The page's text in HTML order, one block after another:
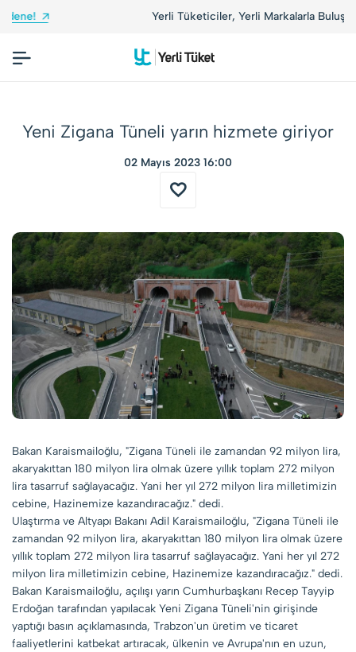
Yerli Tüketiciler, Yerli Markalarla Buluşuyor!
Yeni Zigana Tüneli yarın hizmete giriyor
02 Mayıs 2023 16:00
Bakan Karaismailoğlu, "Zigana Tüneli ile zamandan 92 milyon lira,
akaryakıttan 180 milyon lira olmak üzere yıllık toplam 272 milyon
lira tasarruf sağlayacağız. Yani her yıl 272 milyon lira milletimizin
cebine, Hazinemize kazandıracağız." dedi.
Ulaştırma ve Altyapı Bakanı Adil Karaismailoğlu, "Zigana Tüneli ile
zamandan 92 milyon lira, akaryakıttan 180 milyon lira olmak üzere
yıllık toplam 272 milyon lira tasarruf sağlayacağız. Yani her yıl 272
milyon lira milletimizin cebine, Hazinemize kazandıracağız." dedi.
Bakan Karaismailoğlu, açılışı yarın Cumhurbaşkanı Recep Tayyip
Erdoğan tarafından yapılacak Yeni Zigana Tüneli'nin girişinde
yaptığı basın açıklamasında, Trabzon'un üretim ve ticaret
faaliyetlerini katbekat artıracak, ülkenin ve Avrupa'nın en uzun,